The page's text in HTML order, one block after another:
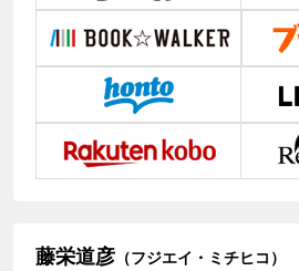
藤栄道彦 （フジエイ・ミチヒコ）